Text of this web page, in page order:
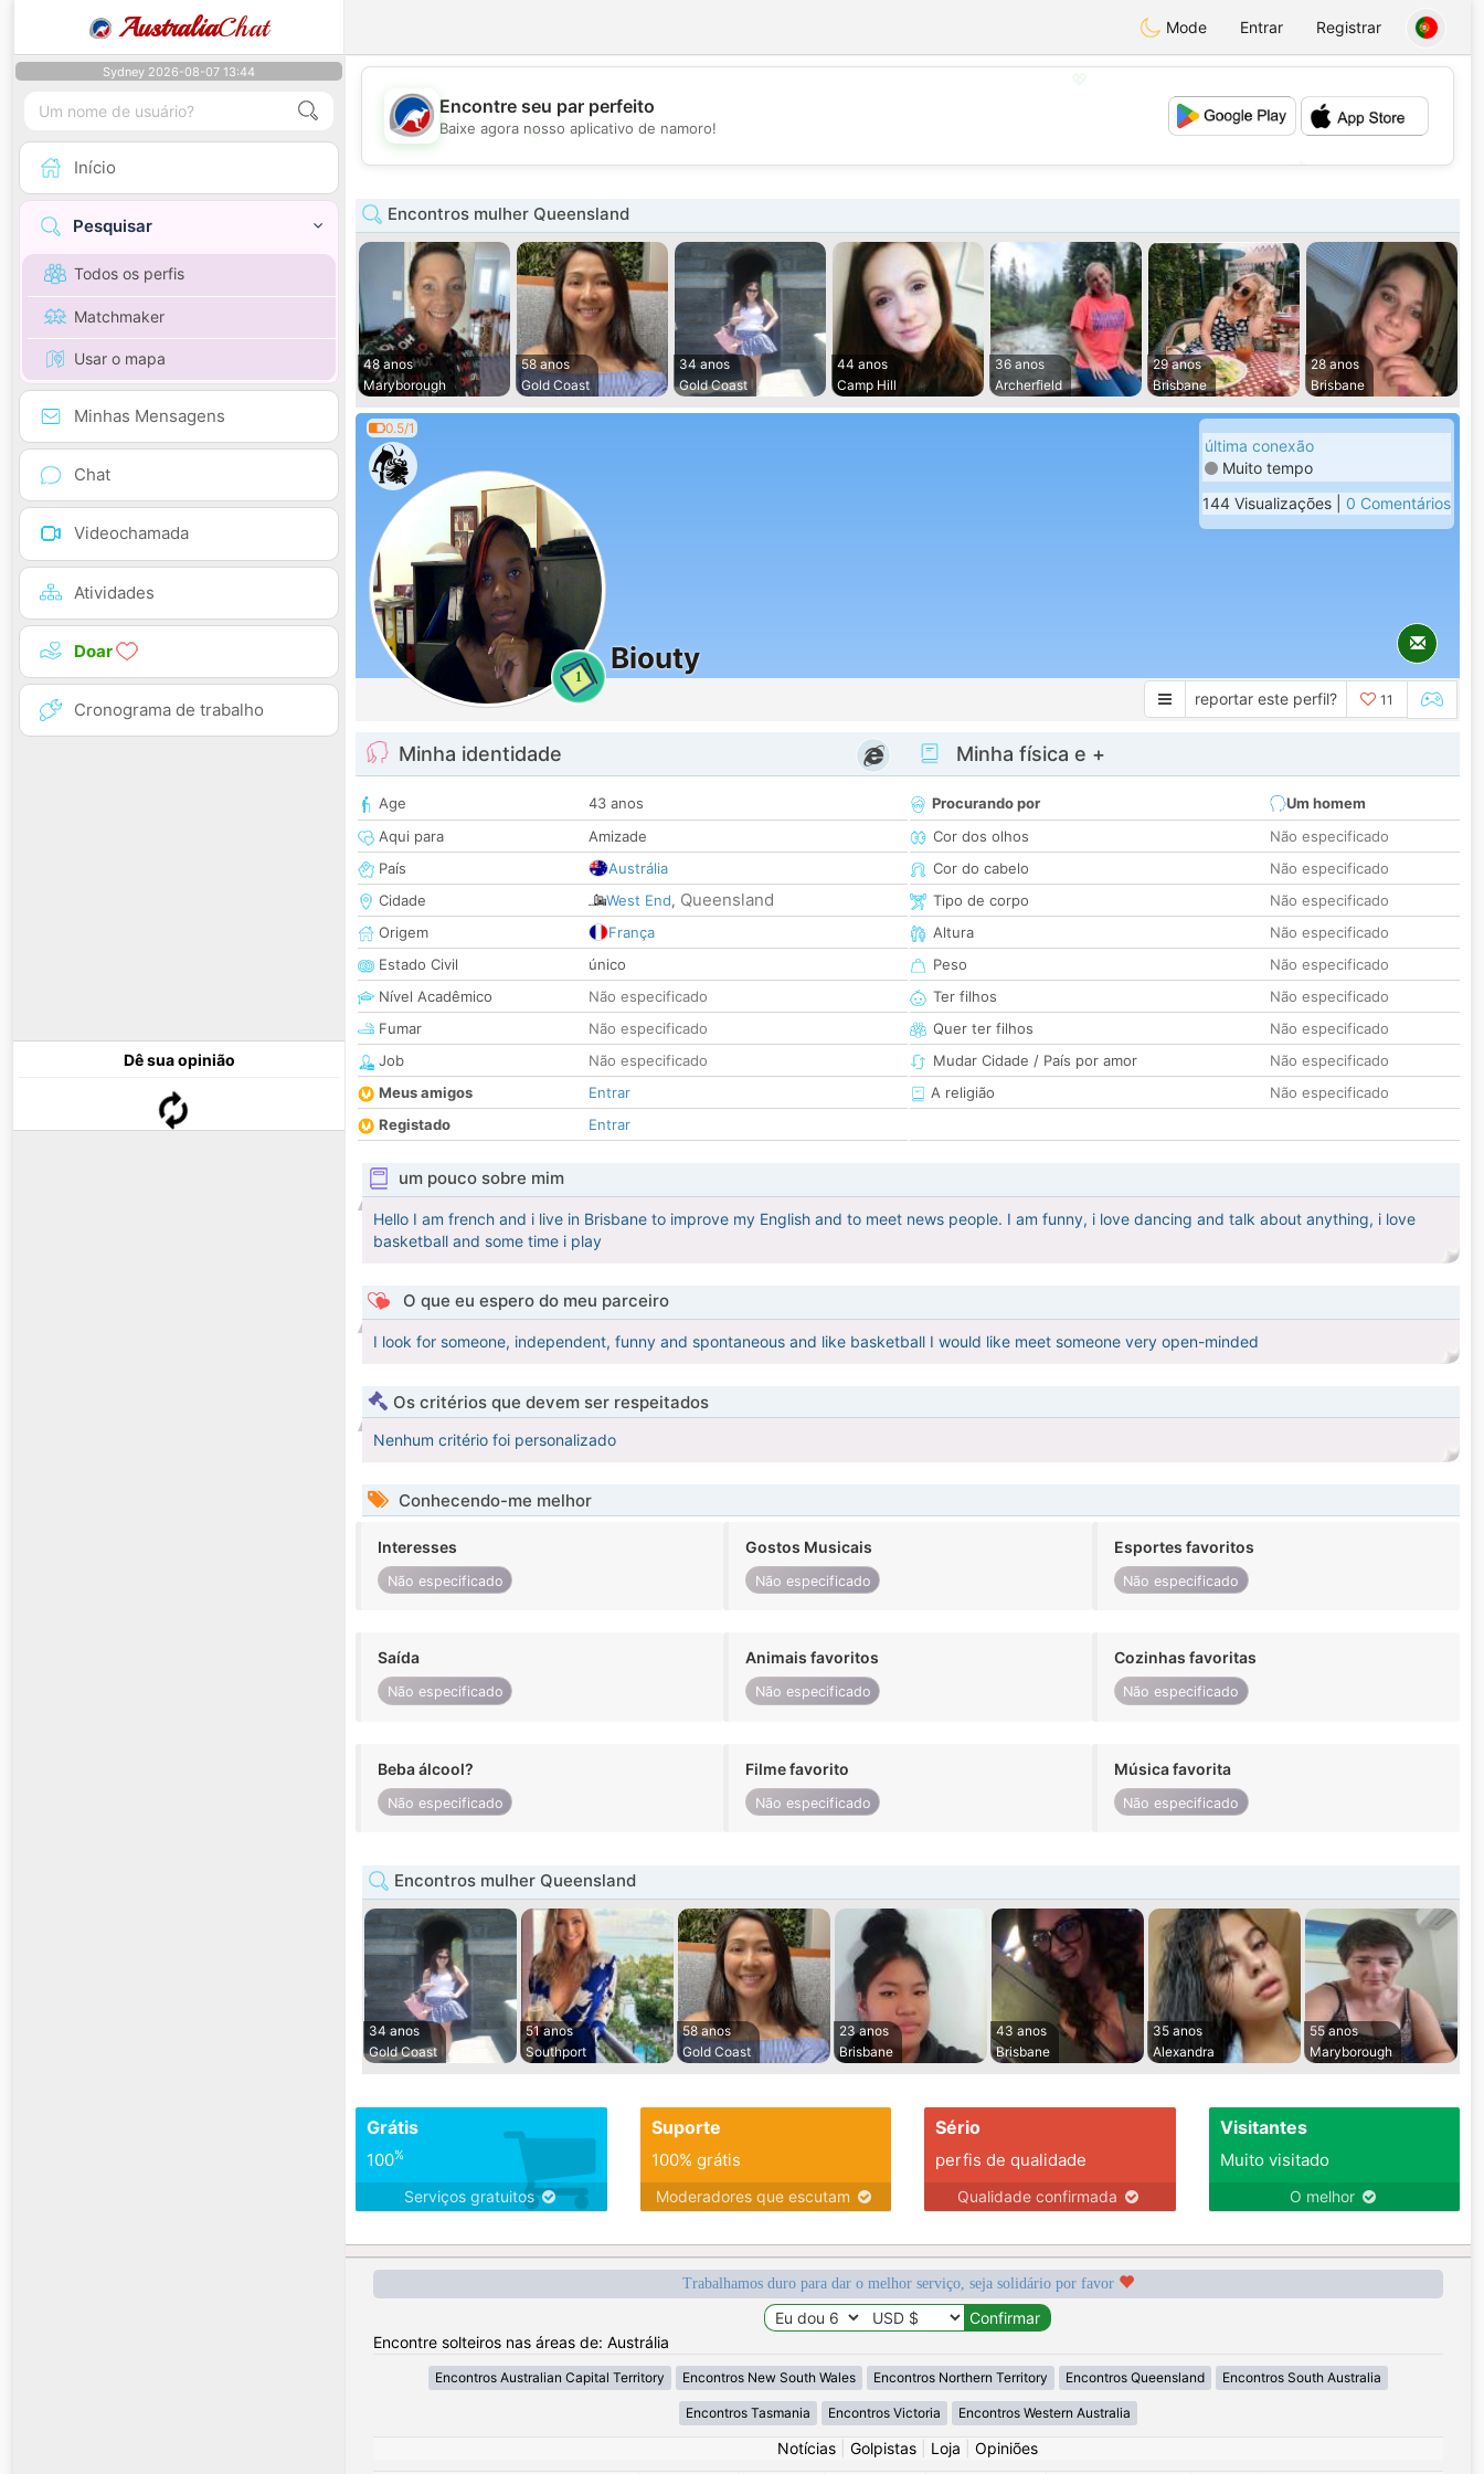
AustraliaChat Mode Entrar Registrar
Sydney 2026-08-07 13:44
Início
Pesquisar
Todos os perfis
Matchmaker
Usar o mapa
Minhas Mensagens
Chat
Videochamada
Atividades
Doar
Cronograma de trabalho
Dê sua opinião
💖
Encontre seu par perfeito
Baixe agora nosso aplicativo de namoro!
Encontros mulher Queensland
48 anos
Maryborough
58 anos
Gold Coast
34 anos
Gold Coast
44 anos
Camp Hill
36 anos
Archerfield
29 anos
Brisbane
28 anos
Brisbane
0.5/1
1
Biouty
última conexão
Muito tempo
144 Visualizações | 0 Comentários
reportar este perfil? 11
Minha identidade
Age
43 anos
Aqui para
Amizade
País
Austrália
Cidade
West End, Queensland
Origem
França
Estado Civil
único
Nível Acadêmico
Não especificado
Fumar
Não especificado
Job
Não especificado
Meus amigos
Entrar
Registado
Entrar
Minha física e +
Procurando por
Um homem
Cor dos olhos
Não especificado
Cor do cabelo
Não especificado
Tipo de corpo
Não especificado
Altura
Não especificado
Peso
Não especificado
Ter filhos
Não especificado
Quer ter filhos
Não especificado
Mudar Cidade / País por amor
Não especificado
A religião
Não especificado
um pouco sobre mim
Hello I am french and i live in Brisbane to improve my English and to meet news people. I am funny, i love dancing and talk about anything, i love
basketball and some time i play
O que eu espero do meu parceiro
I look for someone, independent, funny and spontaneous and like basketball I would like meet someone very open-minded
Os critérios que devem ser respeitados
Nenhum critério foi personalizado
Conhecendo-me melhor
Interesses
Não especificado
Gostos Musicais
Não especificado
Esportes favoritos
Não especificado
Saída
Não especificado
Animais favoritos
Não especificado
Cozinhas favoritas
Não especificado
Beba álcool?
Não especificado
Filme favorito
Não especificado
Música favorita
Não especificado
Encontros mulher Queensland
34 anos
Gold Coast
51 anos
Southport
58 anos
Gold Coast
23 anos
Brisbane
43 anos
Brisbane
35 anos
Alexandra
55 anos
Maryborough
Grátis
100%
Serviços gratuitos
Suporte
100% grátis
Moderadores que escutam
Sério
perfis de qualidade
Qualidade confirmada
Visitantes
Muito visitado
O melhor
Trabalhamos duro para dar o melhor serviço, seja solidário por favor
Encontre solteiros nas áreas de: Austrália
Encontros Australian Capital Territory Encontros New South Wales Encontros Northern Territory Encontros Queensland Encontros South Australia
Encontros Tasmania Encontros Victoria Encontros Western Australia
Notícias Golpistas Loja
Opiniões